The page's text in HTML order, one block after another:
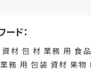
ド：
資材 包 材 業務 用 食
務 用 包装 資材 果物